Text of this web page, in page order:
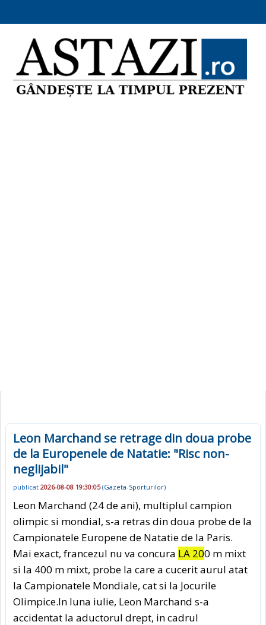
Leon Marchand se retrage din doua probe
de la Europenele de Natatie: "Risc non-
neglijabil"
publicat 2026-08-08 19:30:05(Gazeta-Sporturilor)
Leon Marchand (24 de ani), multiplul campion
olimpic si mondial, s-a retras din doua probe de la
Campionatele Europene de Natatie de la Paris.
Mai exact, francezul nu va concura LA 200 m mixt
si la 400 m mixt, probe la care a cucerit aurul atat
la Campionatele Mondiale, cat si la Jocurile
Olimpice.In luna iulie, Leon Marchand s-a
accidentat la aductorul drept, in cadrul